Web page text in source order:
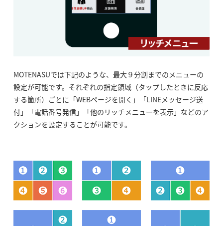
MOTENASUでは下記のような、最大９分割までのメニューの
設定が可能です。それぞれの指定領域（タップしたときに反応
する箇所）ごとに「WEBページを開く」「LINEメッセージ送
付」「電話番号発信」「他のリッチメニューを表示」などのア
クションを設定することが可能です。